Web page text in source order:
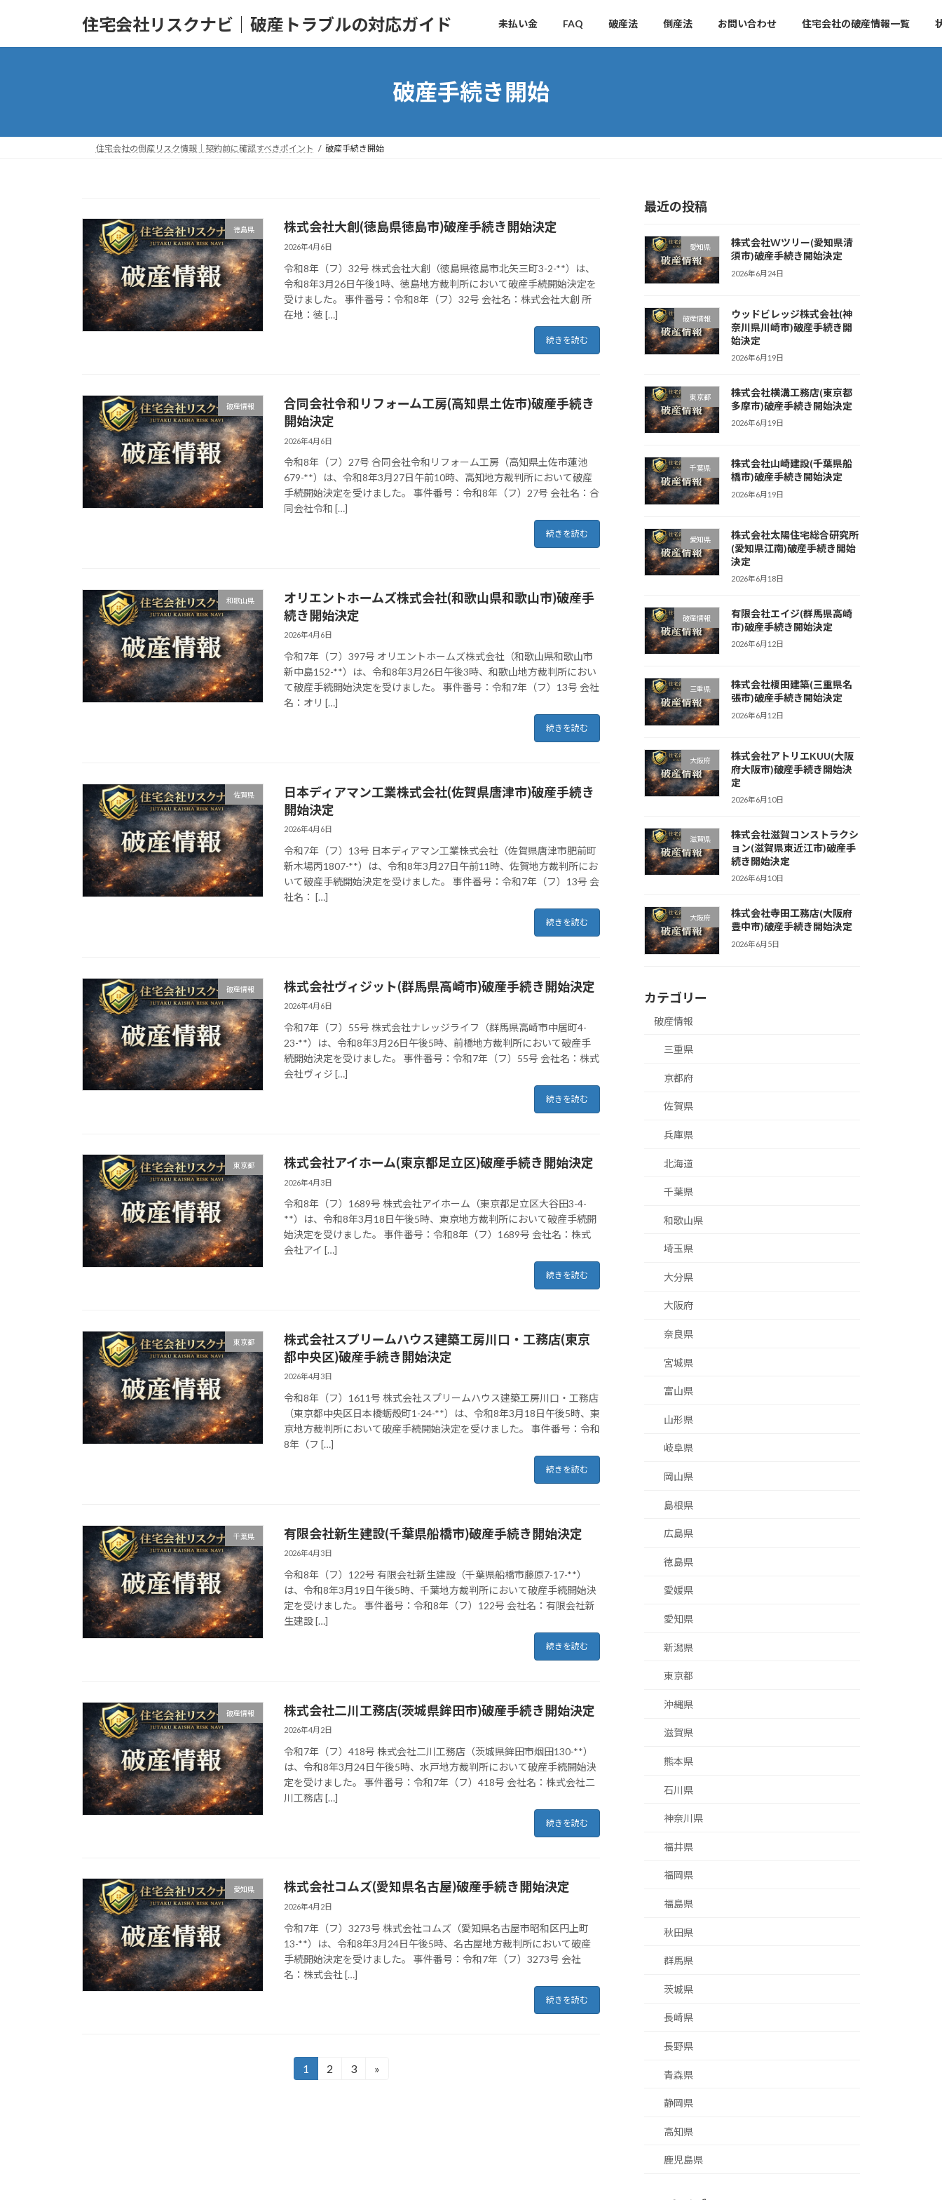
住宅会社リスクナビ｜破産トラブルの対応ガイド 未払い金 FAQ 破産法 倒産法 お問い合わせ 住宅会社の破産情報一覧
破産手続き開始
住宅会社の倒産リスク情報｜契約前に確認すべきポイント 破産手続き開始
徳島県 株式会社大創(徳島県徳島市)破産手続き開始決定
2026年4月6日
令和8年（フ）32号 株式会社大創（徳島県徳島市北矢三町3-2-**）は、
令和8年3月26日午後1時、徳島地方裁判所において破産手続開始決定を
受けました。 事件番号：令和8年（フ）32号 会社名：株式会社大創 所
在地：徳 […]
続きを読む
破産情報
合同会社令和リフォーム工房(高知県土佐市)破産手続き
開始決定
2026年4月6日
令和8年（フ）27号 合同会社令和リフォーム工房（高知県土佐市蓮池
679-**）は、令和8年3月27日午前10時、高知地方裁判所において破産
手続開始決定を受けました。 事件番号：令和8年（フ）27号 会社名：合
同会社令和 […]
続きを読む
和歌山県
オリエントホームズ株式会社(和歌山県和歌山市)破産手
続き開始決定
2026年4月6日
令和7年（フ）397号 オリエントホームズ株式会社（和歌山県和歌山市
新中島152-**）は、令和8年3月26日午後3時、和歌山地方裁判所におい
て破産手続開始決定を受けました。 事件番号：令和7年（フ）13号 会社
名：オリ […]
続きを読む
佐賀県
日本ディアマン工業株式会社(佐賀県唐津市)破産手続き
開始決定
2026年4月6日
令和7年（フ）13号 日本ディアマン工業株式会社（佐賀県唐津市肥前町
新木場丙1807-**）は、令和8年3月27日午前11時、佐賀地方裁判所にお
いて破産手続開始決定を受けました。 事件番号：令和7年（フ）13号 会
社名： […]
続きを読む
破産情報 株式会社ヴィジット(群馬県高崎市)破産手続き開始決定
2026年4月6日
令和7年（フ）55号 株式会社ナレッジライフ（群馬県高崎市中居町4-
23-**）は、令和8年3月26日午後5時、前橋地方裁判所において破産手
続開始決定を受けました。 事件番号：令和7年（フ）55号 会社名：株式
会社ヴィジ […]
続きを読む
東京都 株式会社アイホーム(東京都足立区)破産手続き開始決定
2026年4月3日
令和8年（フ）1689号 株式会社アイホーム（東京都足立区大谷田3-4-
**）は、令和8年3月18日午後5時、東京地方裁判所において破産手続開
始決定を受けました。 事件番号：令和8年（フ）1689号 会社名：株式
会社アイ […]
続きを読む
東京都
株式会社スプリームハウス建築工房川口・工務店(東京
都中央区)破産手続き開始決定
2026年4月3日
令和8年（フ）1611号 株式会社スプリームハウス建築工房川口・工務店
（東京都中央区日本橋蛎殻町1-24-**）は、令和8年3月18日午後5時、東
京地方裁判所において破産手続開始決定を受けました。 事件番号：令和
8年（フ […]
続きを読む
千葉県 有限会社新生建設(千葉県船橋市)破産手続き開始決定
2026年4月3日
令和8年（フ）122号 有限会社新生建設（千葉県船橋市藤原7-17-**）
は、令和8年3月19日午後5時、千葉地方裁判所において破産手続開始決
定を受けました。 事件番号：令和8年（フ）122号 会社名：有限会社新
生建設 […]
続きを読む
破産情報 株式会社二川工務店(茨城県鉾田市)破産手続き開始決定
2026年4月2日
令和7年（フ）418号 株式会社二川工務店（茨城県鉾田市烟田130-**）
は、令和8年3月24日午後5時、水戸地方裁判所において破産手続開始決
定を受けました。 事件番号：令和7年（フ）418号 会社名：株式会社二
川工務店 […]
続きを読む
愛知県 株式会社コムズ(愛知県名古屋)破産手続き開始決定
2026年4月2日
令和7年（フ）3273号 株式会社コムズ（愛知県名古屋市昭和区円上町
13-**）は、令和8年3月24日午後5時、名古屋地方裁判所において破産
手続開始決定を受けました。 事件番号：令和7年（フ）3273号 会社
名：株式会社 […]
続きを読む
固
1
固
2
固
3 »
最近の投稿
愛知県
株式会社Wツリー(愛知県清
須市)破産手続き開始決定
2026年6月24日
破産情報
ウッドビレッジ株式会社(神
奈川県川崎市)破産手続き開
始決定
2026年6月19日
東京都
株式会社横溝工務店(東京都
多摩市)破産手続き開始決定
2026年6月19日
千葉県
株式会社山崎建設(千葉県船
橋市)破産手続き開始決定
2026年6月19日
愛知県
株式会社太陽住宅総合研究所
(愛知県江南)破産手続き開始
決定
2026年6月18日
破産情報
有限会社エイジ(群馬県高崎
市)破産手続き開始決定
2026年6月12日
三重県
株式会社榎田建築(三重県名
張市)破産手続き開始決定
2026年6月12日
大阪府
株式会社アトリエKUU(大阪
府大阪市)破産手続き開始決
定
2026年6月10日
滋賀県
株式会社滋賀コンストラクシ
ョン(滋賀県東近江市)破産手
続き開始決定
2026年6月10日
大阪府
株式会社寺田工務店(大阪府
豊中市)破産手続き開始決定
2026年6月5日
カテゴリー
破産情報
三重県
京都府
佐賀県
兵庫県
北海道
千葉県
和歌山県
埼玉県
大分県
大阪府
奈良県
宮城県
富山県
山形県
岐阜県
岡山県
島根県
広島県
徳島県
愛媛県
愛知県
新潟県
東京都
沖縄県
滋賀県
熊本県
石川県
神奈川県
福井県
福岡県
福島県
秋田県
群馬県
茨城県
長崎県
長野県
青森県
静岡県
高知県
鹿児島県